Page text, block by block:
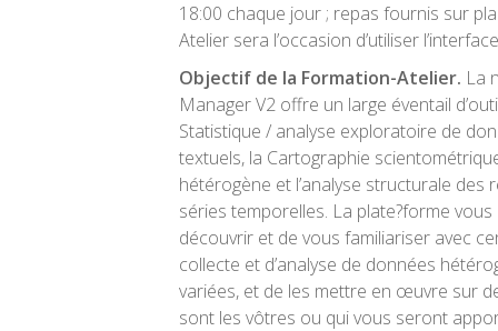
18:00 chaque jour ; repas fournis sur
Atelier sera l’occasion d’utiliser
Objectif de la Formation-Atelier. La
Manager V2 offre un large éventail
Statistique / analyse exploratoire de
textuels, la Cartographie
hétérogène et l’analyse structurale des
séries temporelles. La plate?forme
découvrir et de vous familiariser avec
collecte et d’analyse de données
variées, et de les mettre en œuvre sur
sont les vôtres ou qui vous seront